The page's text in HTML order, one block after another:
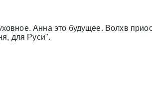
Анна это будущее. Волхв
для Руси".